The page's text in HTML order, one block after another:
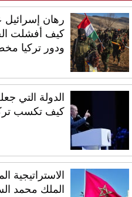
رهان إسرائيل
كيف أفشلت
ودور تركيا
الدولة التي
كيف تكسب
الاستراتيجية
الملك محمد